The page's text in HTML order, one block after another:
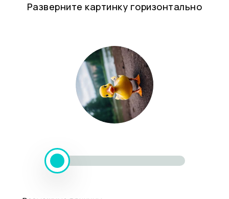
Разверните картинку горизонтально